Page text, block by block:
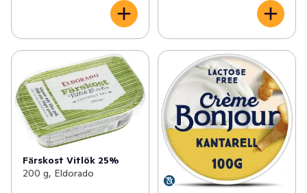
Färskost Vitlök 25%
200 g, Eldorado